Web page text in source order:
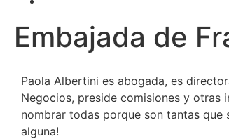
Embajada de
Paola Albertini es abogada, es
Negocios, preside comisiones y otras
nombrar todas porque son tantas que
alguna!